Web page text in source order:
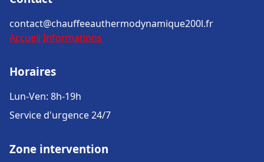
contact@chauffeeauthermodynamique200l.fr
Accueil Informations
Horaires
Lun-Ven: 8h-19h
Service d'urgence 24/7
Zone intervention